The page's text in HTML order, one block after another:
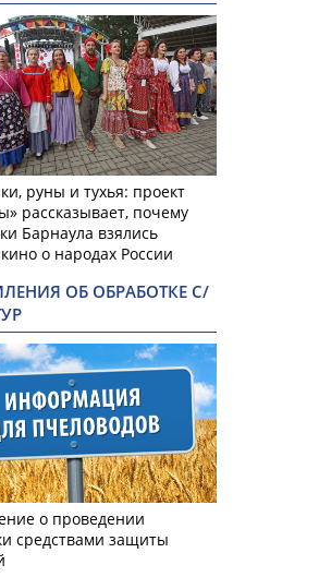
руны и тухья: проект
рассказывает, почему
Барнаула взялись
о народах России
ОБ ОБРАБОТКЕ С/
о проведении
средствами защиты